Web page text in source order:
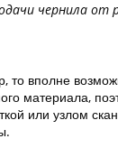
чернила от
то вполне
материала,
или узлом